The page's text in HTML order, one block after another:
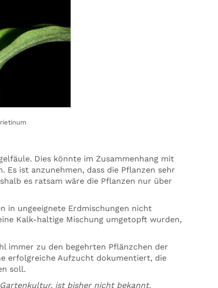
Dies könnte im Zusammenhang mit
Es ist anzunehmen, dass die Pflanzen sehr
es ratsam wäre die Pflanzen nur über
in ungeeignete Erdmischungen nicht
Kalk-haltige Mischung umgetopft wurden,
immer zu den begehrten Pflänzchen der
erfolgreiche Aufzucht dokumentiert, die
soll.
ist bisher nicht bekannt.